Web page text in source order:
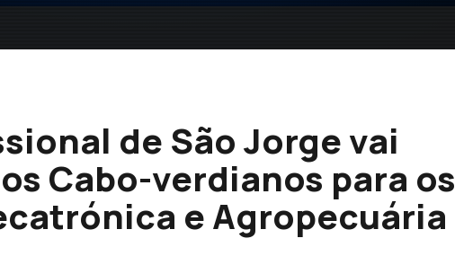
de São Jorge vai
Cabo-verdianos para os
e Agropecuária